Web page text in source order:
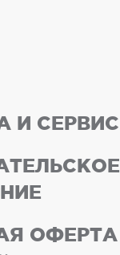
И СЕРВИС
ОФЕРТА